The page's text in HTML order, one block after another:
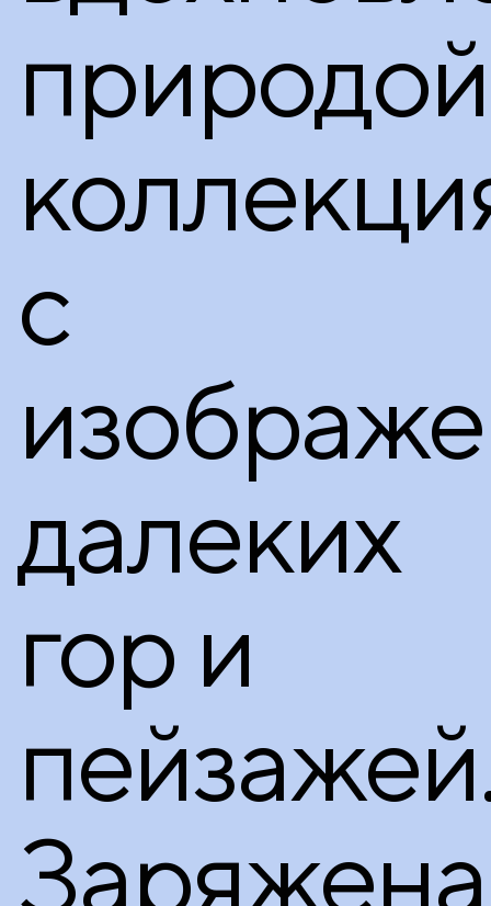
природой
с
далеких
гор и
Заряжена